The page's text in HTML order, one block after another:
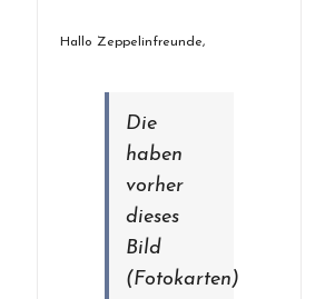
Hallo Zeppelinfreunde,
Die
haben
vorher
dieses
Bild
(Fotokarten)